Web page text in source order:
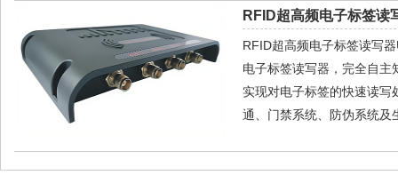
RFID超高频电子标签读
RFID超高频电子标签读写
电子标签读写器，完全自
实现对电子标签的快速读
通、门禁系统、防伪系统及